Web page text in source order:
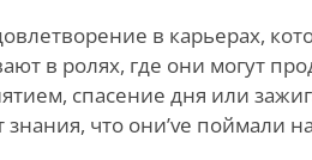
в карьерах,
в ролях, где они могут
спасение дня или
что они’ve поймали